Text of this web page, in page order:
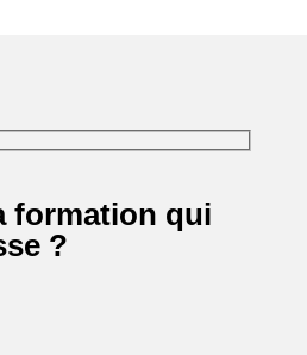
formation qui
?